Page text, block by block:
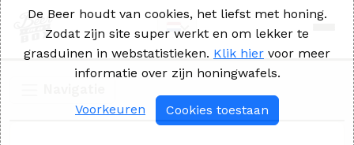
De Beer houdt van cookies, het liefst met honing.
Zodat zijn site super werkt en om lekker te
grasduinen in webstatistieken. Klik hier voor meer
informatie over zijn honingwafels.
Voorkeuren Cookies toestaan